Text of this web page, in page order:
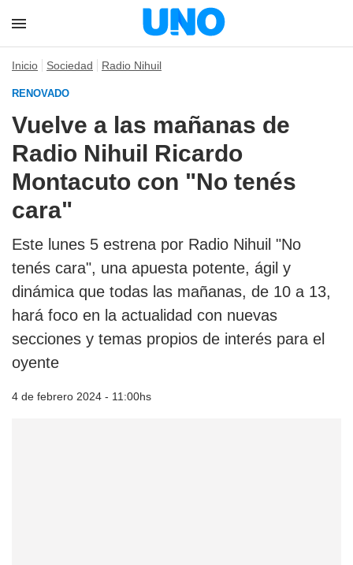
Inicio Sociedad Radio Nihuil
RENOVADO
Vuelve a las mañanas de
Radio Nihuil Ricardo
Montacuto con "No tenés
cara"
Este lunes 5 estrena por Radio Nihuil "No
tenés cara", una apuesta potente, ágil y
dinámica que todas las mañanas, de 10 a 13,
hará foco en la actualidad con nuevas
secciones y temas propios de interés para el
oyente
4 de febrero 2024 - 11:00hs